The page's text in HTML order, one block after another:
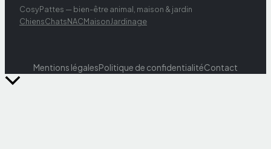
CosyPattes — bien-être animal, maison & jardin
ChiensChatsNACMaisonJardinage
Mentions légalesPolitique de confidentialitéContact